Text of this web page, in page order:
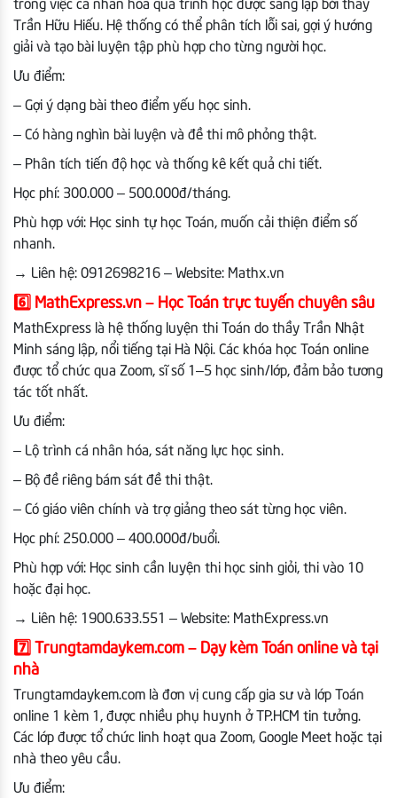
trong việc cá nhân hóa quá trình học được sáng lập bởi thầy
Trần Hữu Hiếu. Hệ thống có thể phân tích lỗi sai, gợi ý hướng
giải và tạo bài luyện tập phù hợp cho từng người học.
Ưu điểm:
– Gợi ý dạng bài theo điểm yếu học sinh.
– Có hàng nghìn bài luyện và đề thi mô phỏng thật.
– Phân tích tiến độ học và thống kê kết quả chi tiết.
Học phí: 300.000 – 500.000đ/tháng.
Phù hợp với: Học sinh tự học Toán, muốn cải thiện điểm số
nhanh.
→ Liên hệ: 0912698216 – Website: Mathx.vn
6️⃣ MathExpress.vn – Học Toán trực tuyến chuyên sâu
MathExpress là hệ thống luyện thi Toán do thầy Trần Nhật
Minh sáng lập, nổi tiếng tại Hà Nội. Các khóa học Toán online
được tổ chức qua Zoom, sĩ số 1–5 học sinh/lớp, đảm bảo tương
tác tốt nhất.
Ưu điểm:
– Lộ trình cá nhân hóa, sát năng lực học sinh.
– Bộ đề riêng bám sát đề thi thật.
– Có giáo viên chính và trợ giảng theo sát từng học viên.
Học phí: 250.000 – 400.000đ/buổi.
Phù hợp với: Học sinh cần luyện thi học sinh giỏi, thi vào 10
hoặc đại học.
→ Liên hệ: 1900.633.551 – Website: MathExpress.vn
7️⃣ Trungtamdaykem.com – Dạy kèm Toán online và tại
nhà
Trungtamdaykem.com là đơn vị cung cấp gia sư và lớp Toán
online 1 kèm 1, được nhiều phụ huynh ở TP.HCM tin tưởng.
Các lớp được tổ chức linh hoạt qua Zoom, Google Meet hoặc tại
nhà theo yêu cầu.
Ưu điểm: